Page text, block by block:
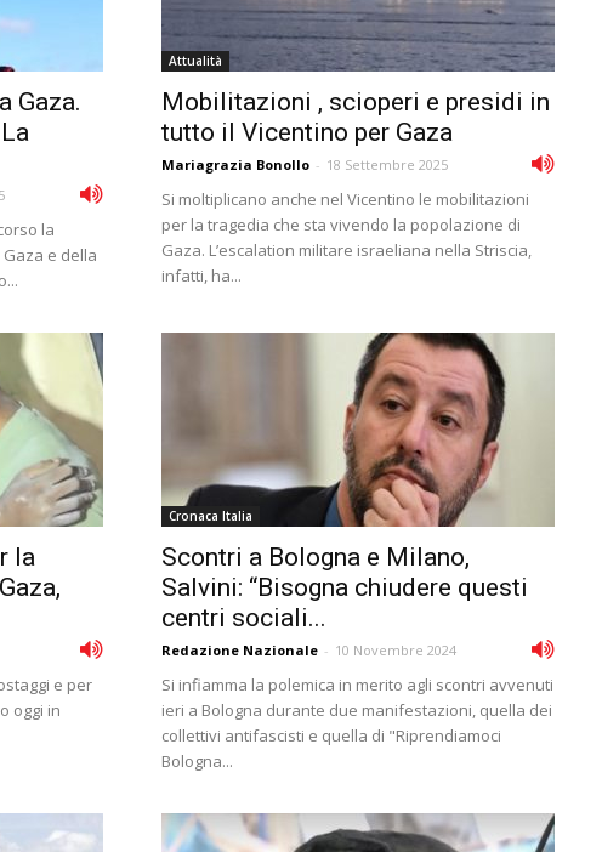
Gaza.
la
e della
Attualità
Mobilitazioni , scioperi e presidi in
tutto il Vicentino per Gaza
Mariagrazia Bonollo - 18 Settembre 2025
Si moltiplicano anche nel Vicentino le mobilitazioni
per la tragedia che sta vivendo la popolazione di
Gaza. L’escalation militare israeliana nella Striscia,
infatti, ha...
la
e per
oggi in
Cronaca Italia
Scontri a Bologna e Milano,
Salvini: “Bisogna chiudere questi
centri sociali...
Redazione Nazionale - 10 Novembre 2024
Si infiamma la polemica in merito agli scontri avvenuti
ieri a Bologna durante due manifestazioni, quella dei
collettivi antifascisti e quella di "Riprendiamoci
Bologna...